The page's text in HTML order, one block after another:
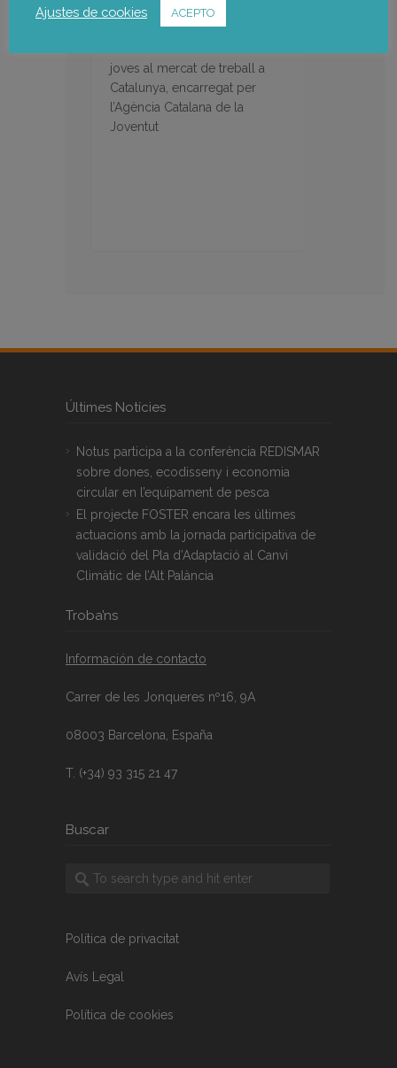
Joves i treball a Catalunya
joves al mercat de treball a
Catalunya, encarregat per
l’Agència Catalana de la
Joventut
Últimes Notícies
Notus participa a la conferència REDISMAR
sobre dones, ecodisseny i economia
circular en l’equipament de pesca
El projecte FOSTER encara les últimes
actuacions amb la jornada participativa de
validació del Pla d’Adaptació al Canvi
Climàtic de l’Alt Palància
Troba’ns
Información de contacto
Carrer de les Jonqueres nº16, 9A
08003 Barcelona, España
T. (+34) 93 315 21 47
Buscar
Política de privacitat
Avís Legal
Política de cookies
Ajustes de cookies ACEPTO